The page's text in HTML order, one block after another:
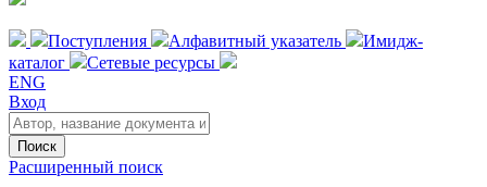
Поступления Алфавитный указатель
Имидж-
каталог
Сетевые ресурсы
ENG
Вход
Поиск
Расширенный поиск